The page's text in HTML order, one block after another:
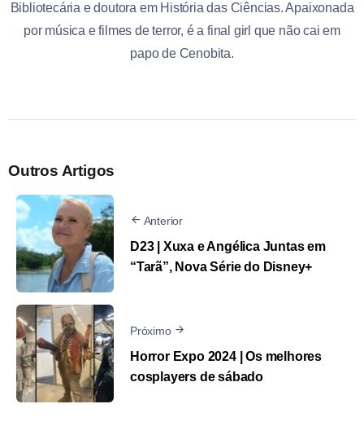
Bibliotecária e doutora em História das Ciências. Apaixonada
por música e filmes de terror, é a final girl que não cai em
papo de Cenobita.
Outros Artigos
Anterior
D23 | Xuxa e Angélica Juntas em
“Tarã”, Nova Série do Disney+
Próximo
Horror Expo 2024 | Os melhores
cosplayers de sábado